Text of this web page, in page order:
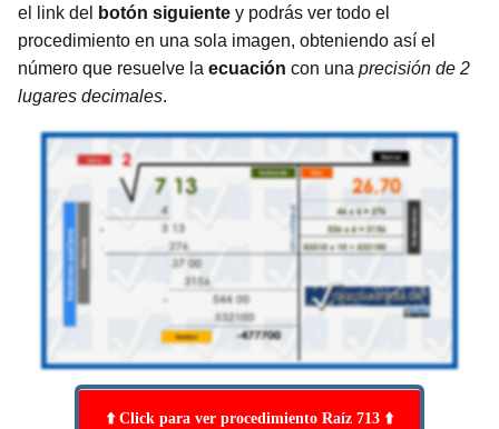
el link del
botón siguiente y podrás ver todo el
procedimiento en una sola imagen, obteniendo así el
número que resuelve la ecuación con una precisión de 2
lugares decimales.
⬆️ Click para ver procedimiento Raíz 713 ⬆️